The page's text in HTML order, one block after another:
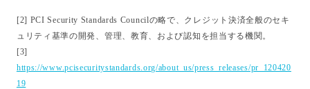
[2] PCI Security Standards Councilの略で、クレジット決済全般のセキ
ュリティ基準の開発、管理、教育、および認知を担当する機関。
[3]
https://www.pcisecuritystandards.org/about_us/press_releases/pr_120420
19